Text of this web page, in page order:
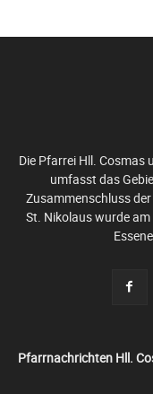
Die Pfarrei Hll. Cosmas
umfasst das
Zusammenschluss
St. Nikolaus wurde
Pfarrnachrichten Hll.